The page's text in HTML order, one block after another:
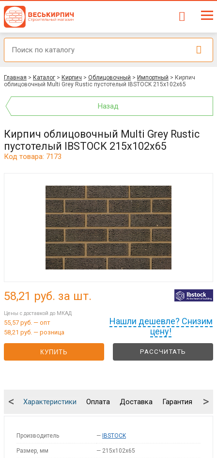
Главная > Каталог > Кирпич > Облицовочный > Импортный > Кирпич
облицовочный Multi Grey Rustic пустотелый IBSTOCK 215x102x65
Назад
Кирпич облицовочный Multi Grey Rustic
пустотелый IBSTOCK 215x102x65
Код товара: 7173
Нашли дешевле? Снизим
цену!
58,21 руб. за шт.
Цены с доставкой до МКАД
55,57 руб. — опт
58,21 руб. — розница
КУПИТЬ РАССЧИТАТЬ
Характеристики Оплата Доставка Гарантия
< >
Производитель — IBSTOCK
Размер, мм — 215x102x65